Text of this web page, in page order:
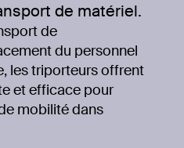
de matériel.
de
du personnel
les triporteurs offrent
et efficace pour
mobilité dans